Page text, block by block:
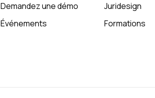
Demandez une démo
Événements
Juridesign
Formations